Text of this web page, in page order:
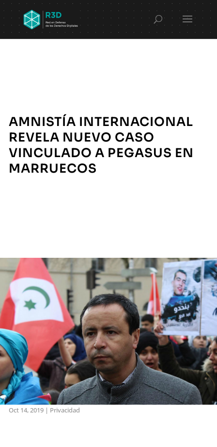
AMNISTÍA INTERNACIONAL
REVELA NUEVO CASO
VINCULADO A PEGASUS EN
MARRUECOS
Oct 14, 2019| Privacidad